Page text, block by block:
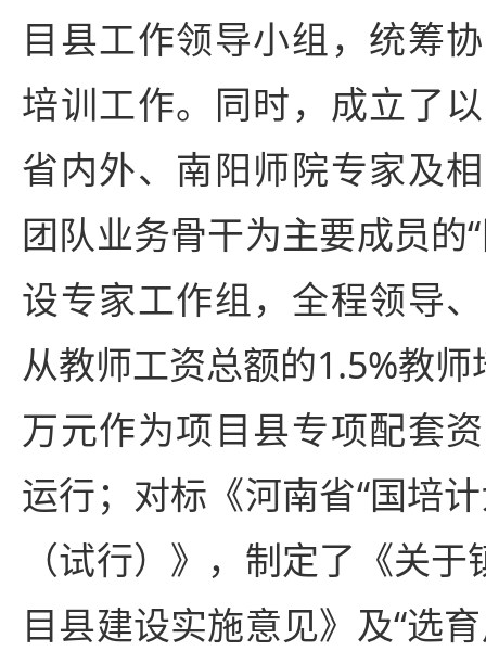
目县工作领导小组，统筹
培训工作。同时，成立了
省内外、南阳师院专家及
团队业务骨干为主要成员的
设专家工作组，全程领导
从教师工资总额的1.5%教
万元作为项目县专项配套
运行；对标《河南省“国培
（试行）》，制定了《关
目县建设实施意见》及“选